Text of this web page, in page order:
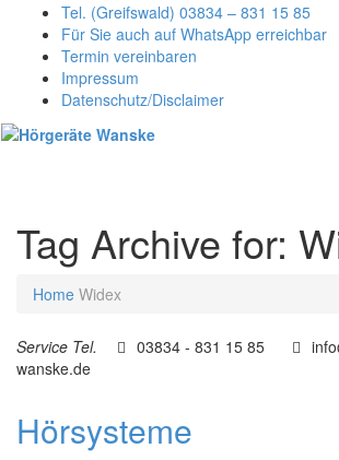
Tel. (Greifswald) 03834 – 831 15 85
Für Sie auch auf WhatsApp erreichbar
Termin vereinbaren
Impressum
Datenschutz/Disclaimer
Tag Archive for:
Home Widex
Service Tel. 03834 - 831 15 85
wanske.de
Hörsysteme